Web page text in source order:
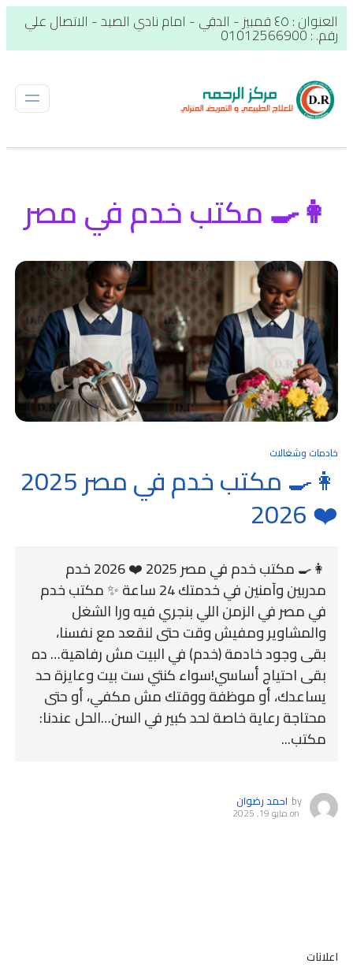
العنوان : ٤٥ قمبيز - الدقي - امام نادي الصيد - الاتصال علي
رقم. : 01012566900
👩‍🍳 مكتب خدم في مصر
خادمات وشغالات
👩‍🍳 مكتب خدم في مصر 2025
❤️ 2026
👩‍🍳 مكتب خدم في مصر 2025 ❤️ 2026 خدم
مدربين وآمنين في خدمتك 24 ساعة ✨ مكتب خدم
في مصر في الزمن اللي بنجري فيه ورا الشغل
والمشاوير ومفيش وقت حتى لنقعد مع نفسنا،
بقى وجود خادمة (خدم) في البيت مش رفاهية… ده
بقى احتياج أساسي!سواء كنتي ست بيت وعايزة حد
يساعدك، أو موظفة ووقتك مش مكفي، أو حتى
محتاجة رعاية خاصة لحد كبير في السن…الحل عندنا:
مكتب...
by احمد رضوان
onمايو 19, 2025
اعلانات